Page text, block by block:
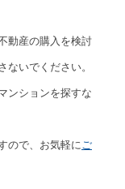
動産の購入を検討
ないでください。
ンションを探すな
ので、お気軽に ご